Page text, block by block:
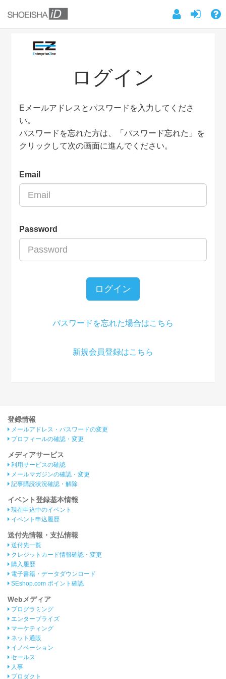
ログイン
Eメールアドレスとパスワードを入力してくださ
い。
パスワードを忘れた方は、「パスワード忘れた」を
クリックして次の画面に進んでください。
Email
Password
ログイン
パスワードを忘れた場合はこちら
新規会員登録はこちら
登録情報
メールアドレス・パスワードの変更
プロフィールの確認・変更
メディアサービス
利用サービスの確認
メールマガジンの確認・変更
記事購読状況確認・解除
イベント登録基本情報
現在申込中のイベント
イベント申込履歴
送付先情報・支払情報
送付先一覧
クレジットカード情報確認・変更
購入履歴
電子書籍・データダウンロード
SEshop.com ポイント確認
Webメディア
プログラミング
エンタープライズ
マーケティング
ネット通販
イノベーション
セールス
人事
プロダクト